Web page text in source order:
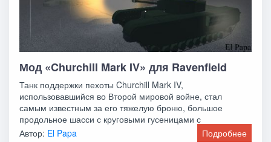
Мод «Churchill Mark IV» для Ravenfield
Танк поддержки пехоты Churchill Mark IV,
использовавшийся во Второй мировой войне, стал
самым известным за его тяжелую броню, большое
продольное шасси с круговыми гусеницами с
несколькими тележками,
Автор: El Papa Подробнее